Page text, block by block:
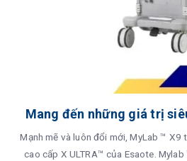
Mang đến những giá trị
Mạnh mẽ và luôn đổi mới, MyLab ™ X9
cao cấp X ULTRA™ của Esaote.